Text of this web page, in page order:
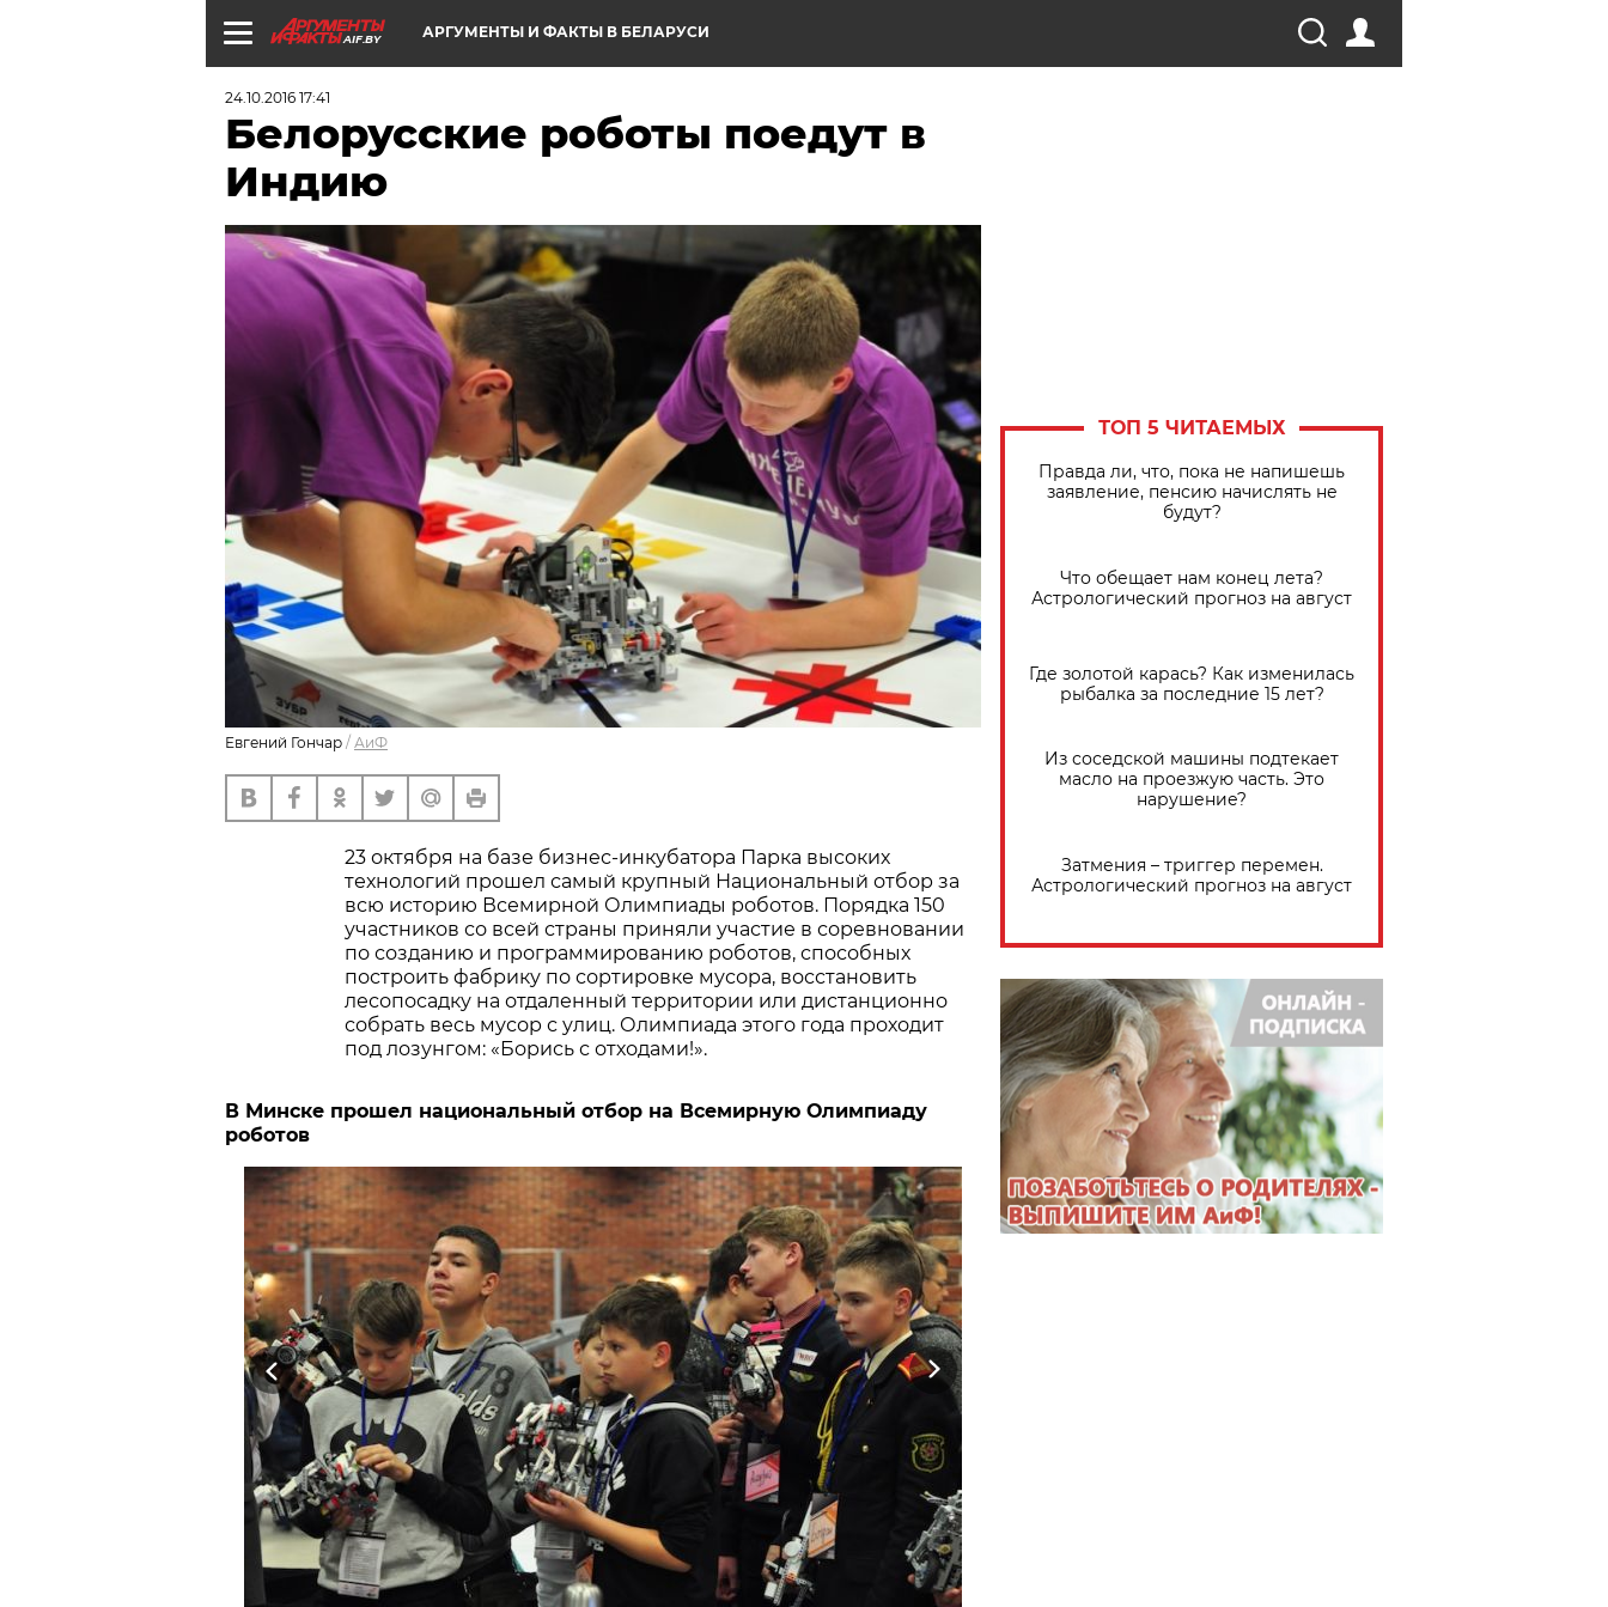
AIF.BY АРГУМЕНТЫ И ФАКТЫ В БЕЛАРУСИ
24.10.2016 17:41
Белорусские роботы поедут в
Индию
Евгений Гончар / АиФ
23 октября на базе бизнес-инкубатора Парка высоких
технологий прошел самый крупный Национальный отбор за
всю историю Всемирной Олимпиады роботов. Порядка 150
участников со всей страны приняли участие в соревновании
по созданию и программированию роботов, способных
построить фабрику по сортировке мусора, восстановить
лесопосадку на отдаленный территории или дистанционно
собрать весь мусор с улиц. Олимпиада этого года проходит
под лозунгом: «Борись с отходами!».
В Минске прошел национальный отбор на Всемирную Олимпиаду
роботов
Previous Next
ТОП 5 ЧИТАЕМЫХ
Правда ли, что, пока не напишешь
заявление, пенсию начислять не
будут?
​Что обещает нам конец лета?
Астрологический прогноз на август
Где золотой карась? Как изменилась
рыбалка за последние 15 лет?
Из соседской машины подтекает
масло на проезжую часть. Это
нарушение?
Затмения – триггер перемен.
Астрологический прогноз на август